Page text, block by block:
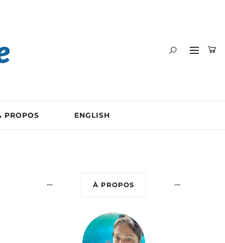
PROPOS ENGLISH
À PROPOS